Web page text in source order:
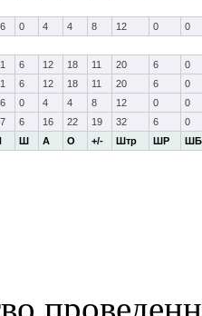
Ш А О +/- Штр ШР ШБ
0 4 4 8 12 0
0
6 12 18 11 20 6
0
6 12 18 11 20 6
0
0 4 4 8 12 0
0
6 16 22 19 32 6 0